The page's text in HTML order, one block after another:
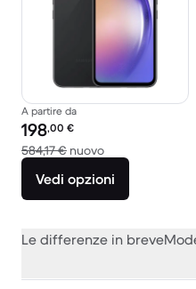
A partire da
Prezzo del ricondizionato:
198,00 €
584,17 € nuovoRispetto a
Vedi opzioni
Le differenze in breve